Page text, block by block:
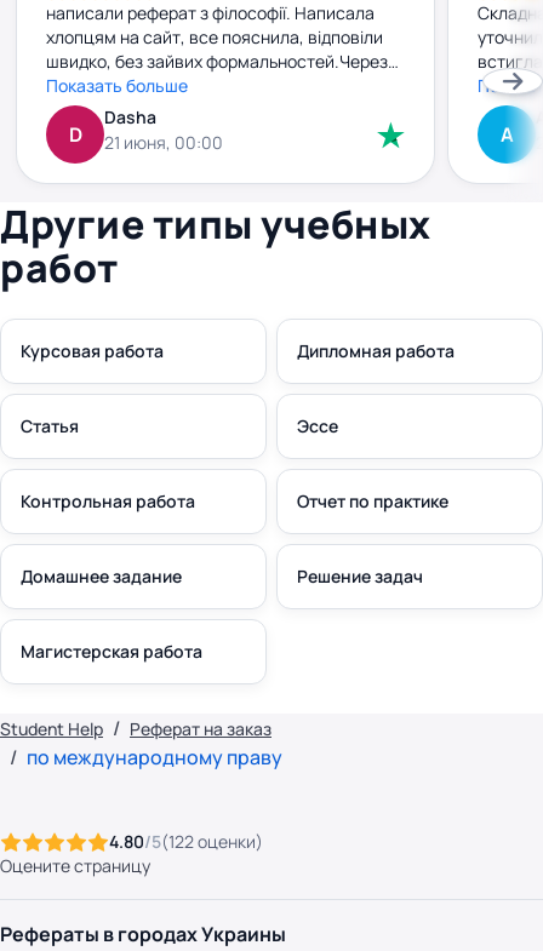
написали реферат з філософії. Написала
хлопцям на сайт, все пояснила, відповіли
швидко, без зайвих формальностей.Через
добу вже мала готову роботу. Текст
нормальний, без води, прочитала — усе
зрозуміло. Заплатила заздалегідь, і жодних
сюрпризів чи “доплат” потім не було. Все
чітко й по-людськи. Рекомендую
Показать больше
D
Dasha
21 июня, 00:00
внести
без
плюс.
А
Другие типы учебных
работ
Курсовая работа Дипломная работа
Статья Эссе
Контрольная работа Отчет по практике
Домашнее задание Решение задач
Магистерская работа
Student Help Реферат на заказ
по международному праву
4.80/5(122оценки)
Оцените страницу
Рефераты в городах Украины